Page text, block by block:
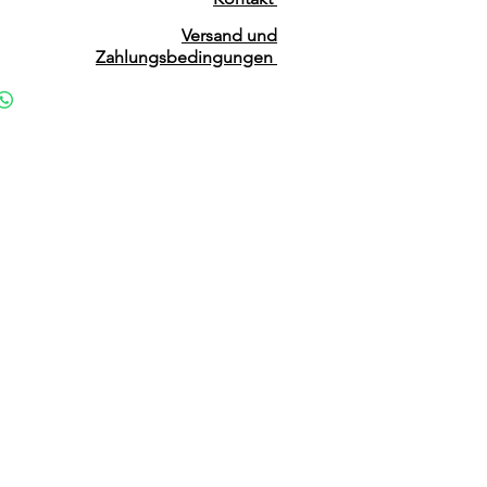
Versand und
Zahlungsbedingungen